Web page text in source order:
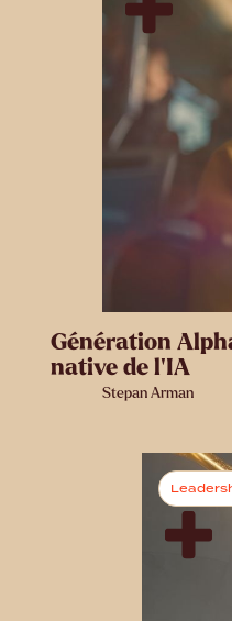
Génération
native de l’IA
Stepan Arman